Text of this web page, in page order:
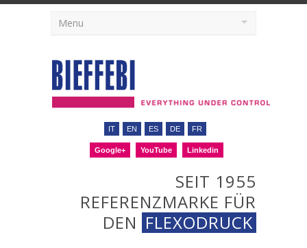
Menu
IT EN ES DE FR
Google+ YouTube Linkedin
SEIT 1955
REFERENZMARKE FÜR
DEN FLEXODRUCK